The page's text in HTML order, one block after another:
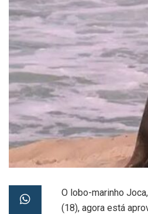
O lobo-marinho
(18), agora está